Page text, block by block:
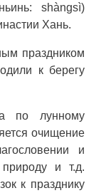
shàngsì)
Хань.
праздником
к берегу
по лунному
очищение
и
и т.д.
к празднику